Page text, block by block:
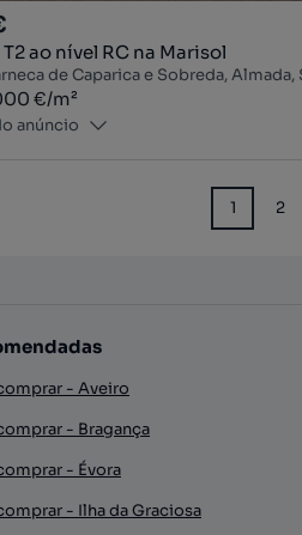
ao nível RC na Marisol
de Caparica e Sobreda, Almada,
quadrado
€/m²
anúncio
1 2
- Aveiro
- Bragança
- Évora
- Ilha da Graciosa